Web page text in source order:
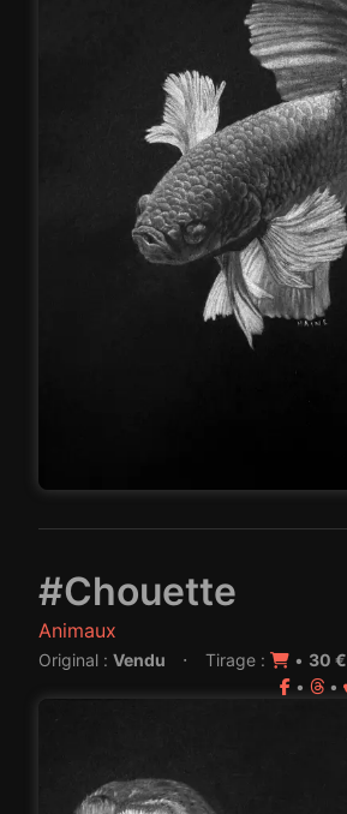
#Chouette
Animaux
Original : Vendu · Tirage : • 30 €
•
•